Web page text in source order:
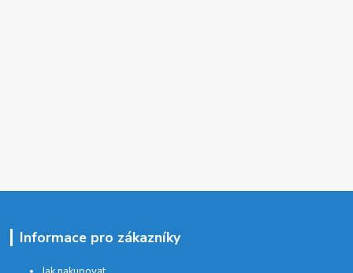
Informace pro zákazníky